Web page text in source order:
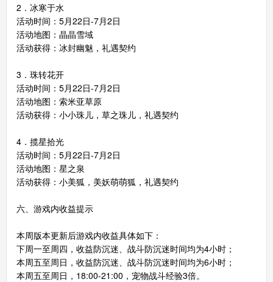
索
2．冰寒于水
活动时间：5月22日-7月2日
活动地图：晶晶雪域
活动获得：冰封幽魅，礼遇契约
3．珠转花开
活动时间：5月22日-7月2日
活动地图：索米亚草原
活动获得：小小珠儿，草之珠儿，礼遇契约
4．揽星拾光
活动时间：5月22日-7月2日
活动地图：星之泉
活动获得：小美狐，美妖萌萌狐，礼遇契约
六、游戏内收益提示
本周版本更新后游戏内收益具体如下：
下周一至周四，收益防沉迷、战斗防沉迷时间均为4小时；
本周五至周日，收益防沉迷、战斗防沉迷时间均为6小时；
本周五至周日，18:00-21:00，宠物战斗经验3倍。